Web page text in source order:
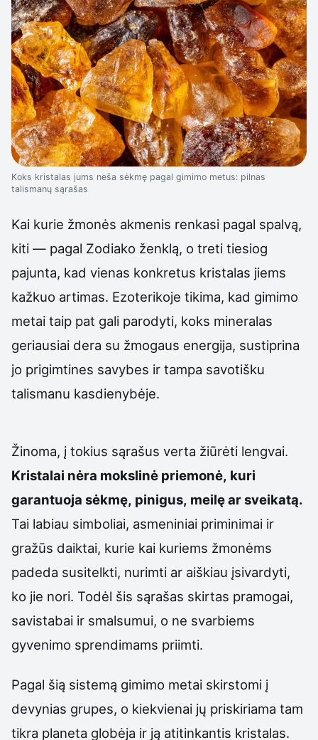
Koks kristalas jums neša sėkmę pagal gimimo metus: pilnas
talismanų sąrašas
Kai kurie žmonės akmenis renkasi pagal spalvą,
kiti — pagal Zodiako ženklą, o treti tiesiog
pajunta, kad vienas konkretus kristalas jiems
kažkuo artimas. Ezoterikoje tikima, kad gimimo
metai taip pat gali parodyti, koks mineralas
geriausiai dera su žmogaus energija, sustiprina
jo prigimtines savybes ir tampa savotišku
talismanu kasdienybėje.
Žinoma, į tokius sąrašus verta žiūrėti lengvai.
Kristalai nėra mokslinė priemonė, kuri
garantuoja sėkmę, pinigus, meilę ar sveikatą.
Tai labiau simboliai, asmeniniai priminimai ir
gražūs daiktai, kurie kai kuriems žmonėms
padeda susitelkti, nurimti ar aiškiau įsivardyti,
ko jie nori. Todėl šis sąrašas skirtas pramogai,
savistabai ir smalsumui, o ne svarbiems
gyvenimo sprendimams priimti.
Pagal šią sistemą gimimo metai skirstomi į
devynias grupes, o kiekvienai jų priskiriama tam
tikra planeta globėja ir ją atitinkantis kristalas.